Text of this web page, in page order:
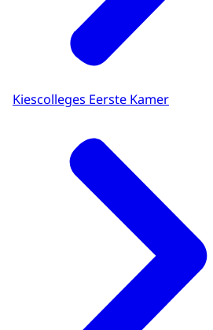
Kiescolleges Eerste Kamer